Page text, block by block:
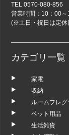
TEL 0570-080-856
営業時間：10：00
(※土日・祝日は定休
カテゴリ一覧
家電
収納
ルームフレグ
ペット用品
生活雑貨